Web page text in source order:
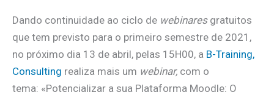
Dando continuidade ao ciclo de webinaresgratuitos
que tem previsto para o primeiro semestre de 2021,
no próximo dia 13 de abril, pelas 15H00, a B-Training,
Consulting realiza mais um webinar, com o
tema: «Potencializar a sua Plataforma Moodle: O